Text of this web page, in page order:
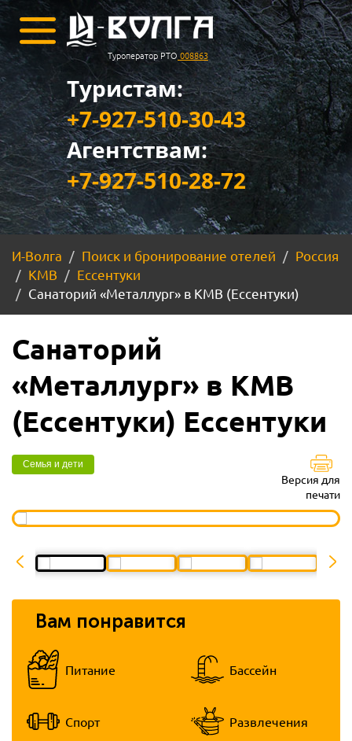
Туроператор РТО 008863
Туристам:
+7-927-510-30-43
Агентствам:
+7-927-510-28-72
И-Волга Поиск и бронирование отелей
Россия
КМВ
Ессентуки
Санаторий «Металлург» в КМВ (Ессентуки)
Санаторий
«Металлург» в КМВ
(Ессентуки) Ессентуки
Семья и дети
Версия для
печати
Вам понравится
Питание Бассейн
Спорт Развлечения